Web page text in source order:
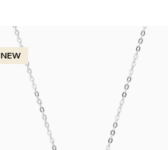
NEW